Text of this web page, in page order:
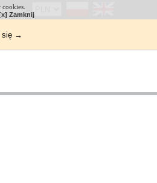
Zamknij
się →